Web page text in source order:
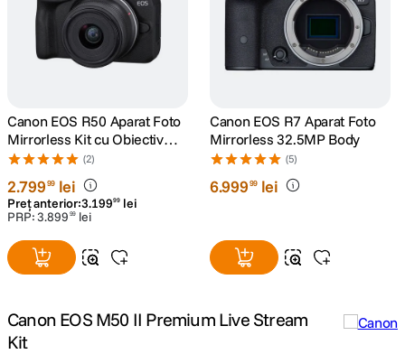
card memorie
9 insta 360
10 . godox
Canon EOS R50 Aparat Foto
Mirrorless Kit cu Obiectiv
RF-S 18-45mm F4.5-6.3 IS
STM Negru
(2)
2.79999 lei
Preț anterior:3.19999 lei
PRP:3.899 99 lei
Canon EOS R7 Aparat Foto
Mirrorless 32.5MP Body
(5)
6.99999 lei
Canon EOS M50 II Premium Live Stream
Kit